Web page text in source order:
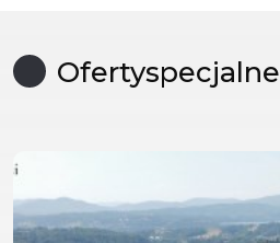
Ofertyspecjalne